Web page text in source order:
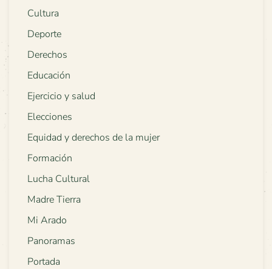
Cultura
Deporte
Derechos
Educación
Ejercicio y salud
Elecciones
Equidad y derechos de la mujer
Formación
Lucha Cultural
Madre Tierra
Mi Arado
Panoramas
Portada